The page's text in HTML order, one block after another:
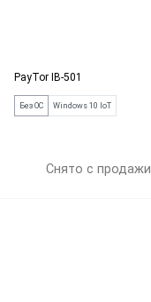
PayTor IB-501
Без ОС Windows 10 IoT
Снято с продажи